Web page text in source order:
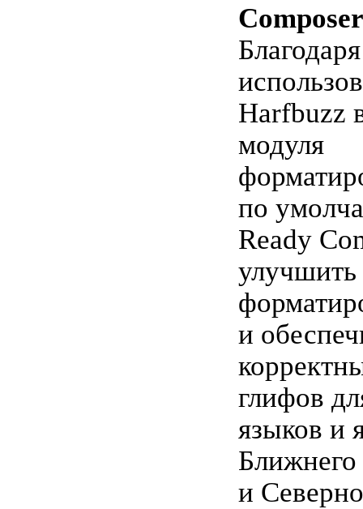
Composer
Благодаря
Harfbuzz
модуля
по
Ready
улучшить
и
глифов
языков и
Ближнего
и